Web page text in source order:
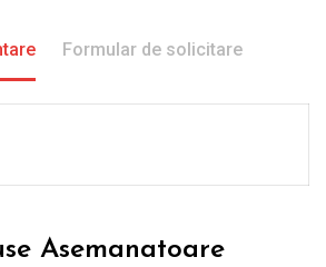
Formular de solicitare
Asemanatoare